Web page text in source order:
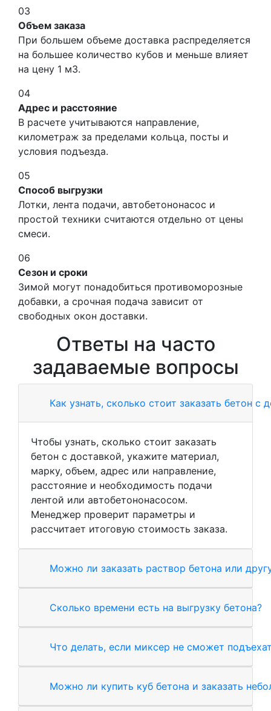
03
Объем заказа
При большем объеме доставка распределяется
на большее количество кубов и меньше влияет
на цену 1 м3.
04
Адрес и расстояние
В расчете учитываются направление,
километраж за пределами кольца, посты и
условия подъезда.
05
Способ выгрузки
Лотки, лента подачи, автобетононасос и
простой техники считаются отдельно от цены
смеси.
06
Сезон и сроки
Зимой могут понадобиться противоморозные
добавки, а срочная подача зависит от
свободных окон доставки.
Ответы на часто
задаваемые вопросы
Как узнать, сколько стоит заказать бетон с
Чтобы узнать, сколько стоит заказать
бетон с доставкой, укажите материал,
марку, объем, адрес или направление,
расстояние и необходимость подачи
лентой или автобетононасосом.
Менеджер проверит параметры и
рассчитает итоговую стоимость заказа.
Можно ли заказать раствор бетона или
Сколько времени есть на выгрузку бетона?
Что делать, если миксер не сможет
Можно ли купить куб бетона и заказать